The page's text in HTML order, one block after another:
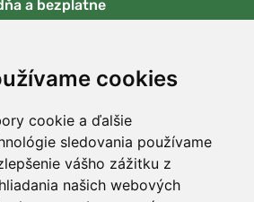
cookies
cookie a ďalšie
sledovania používame
vášho zážitku z
našich webových
a bezplatne
pri objednávkach nad 75 EUR
a vrátenie tovaru
kedykoľvek vrátiť alebo vymeniť do 90
Trees.org
zasadíme strom! Prečítajte si viac